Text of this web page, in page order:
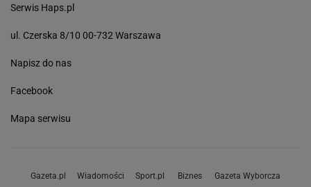
Serwis Haps.pl
ul. Czerska 8/10 00-732 Warszawa
Napisz do nas
Facebook
Mapa serwisu
Gazeta.pl Wiadomości Sport.pl Biznes Gazeta Wyborcza